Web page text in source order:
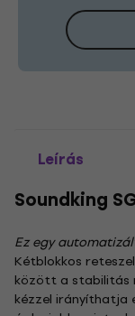
Leírás
Soundking
Ez egy
Kétblokkos
között a stabilitás
kézzel irányíthatja